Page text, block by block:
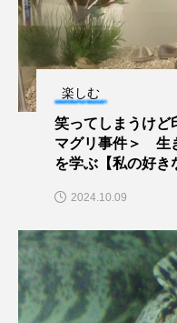
クサガメ
クモギンポ クラ
クロスジギンポ
クロツラヘラサギ
グラミー
ケープペンギン
コウテイペンギン
楽しむ
笑ってしまうけど
マグリ事件＞ 生
を学ぶ【私の好き
2024.10.09